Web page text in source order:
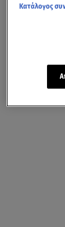
Κατάλογος